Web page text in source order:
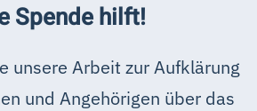
Spende hilft!
unsere Arbeit zur Aufklärung
und Angehörigen über das